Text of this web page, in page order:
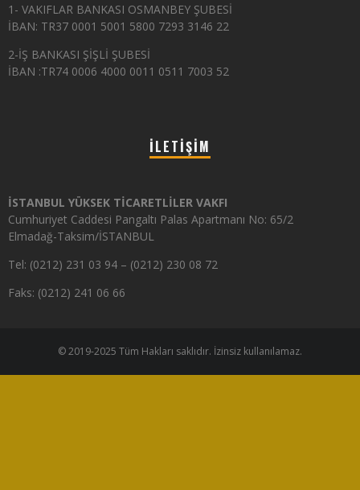
1- VAKIFLAR BANKASI OSMANBEY ŞUBESİ
İBAN: TR37 0001 5001 5800 7293 3146 22
2-İŞ BANKASI ŞİŞLİ ŞUBESİ
İBAN :TR74 0006 4000 0011 0511 7003 52
İLETIŞIM
İSTANBUL YÜKSEK TİCARETLİLER VAKFI
Cumhuriyet Caddesi Pangaltı Palas Apartmanı No: 65/2
Elmadağ-Taksim/İSTANBUL
Tel: (0212) 231 03 94 – (0212) 230 08 72
Faks: (0212) 241 06 66
© 2019-2025 Tüm Hakları saklıdır. İzinsiz kullanılamaz.